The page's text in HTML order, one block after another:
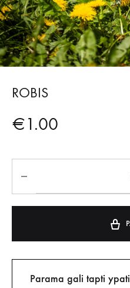
ROBIS
€1.00
Parama gali tapti